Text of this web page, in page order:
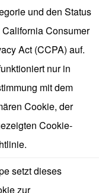
und den Status
California Consumer
Act (CCPA) auf.
nur in
mit dem
Cookie, der
Cookie-
setzt dieses
zur